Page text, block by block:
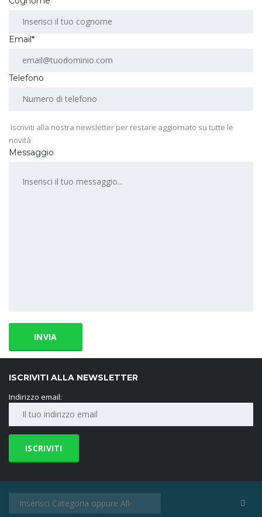
Email*
Telefono
Iscriviti alla nostra newsletter per restare aggiornato su tutte le
novità
Messaggio
ISCRIVITI ALLA NEWSLETTER
Indirizzo email: